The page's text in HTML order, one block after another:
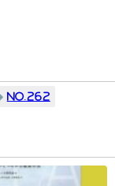
No.262